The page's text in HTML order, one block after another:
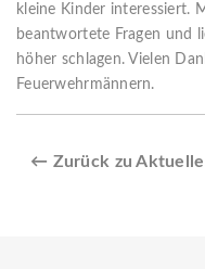
kleine Kinder interessiert.
beantwortete Fragen und
höher schlagen. Vielen
Feuerwehrmännern.
← Zurück zu